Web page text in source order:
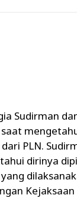
Sudirman
PLN.
dirinya
Kejaksaan